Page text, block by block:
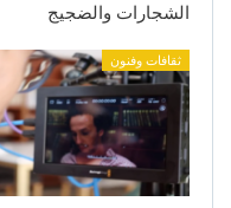
الشجارات والضجيج
ثقافات وفنون